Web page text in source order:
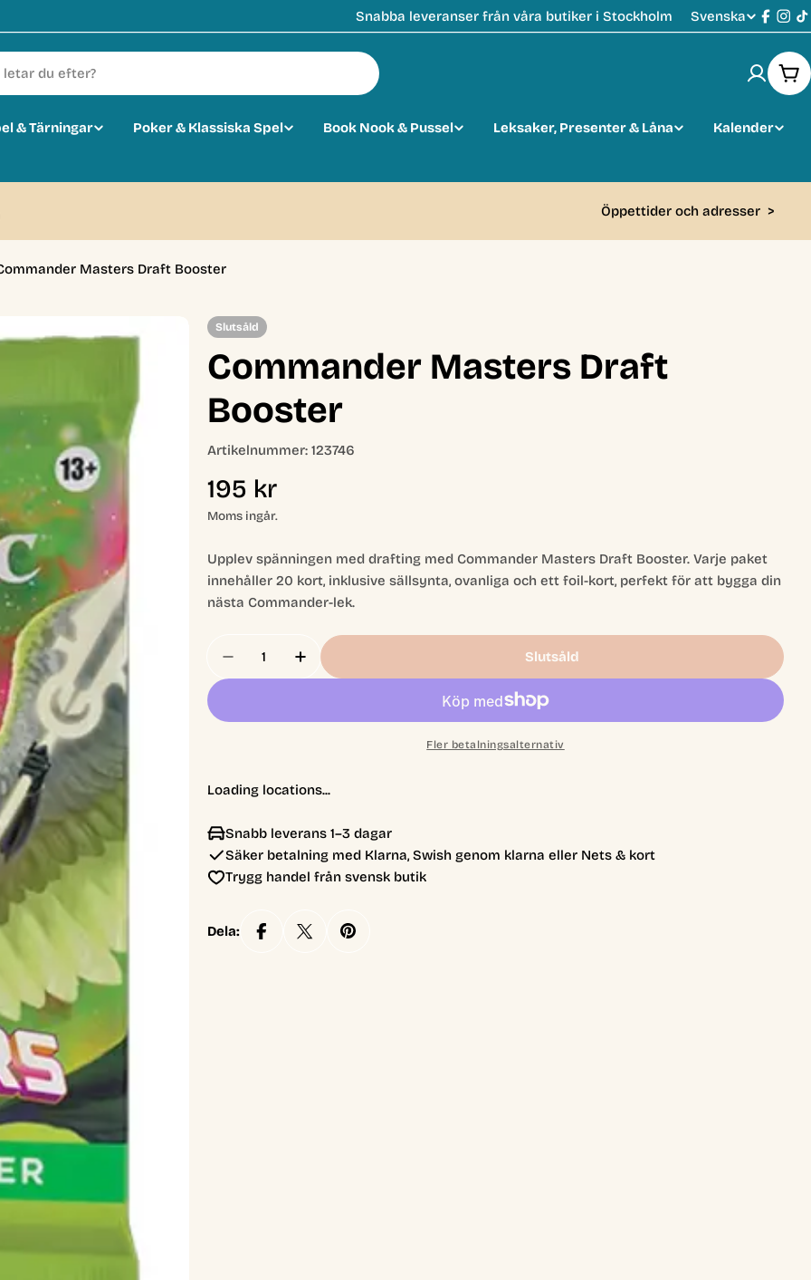
Snabba leveranser från våra butiker i Stockholm
S
k
Svenska
& Tärningar Poker & Klassiska Spel Book Nook & Pussel Leksaker, Presenter & Låna
Kalender
Öppettider och adresser >
Masters Draft Booster
Slutsåld
Commander Masters Draft
Booster
Artikelnummer: 123746
Ordinarie
pris
195 kr
Moms ingår.
Upplev spänningen med drafting med Commander Masters Draft Booster. Varje paket
innehåller 20 kort, inklusive sällsynta, ovanliga och ett foil-kort, perfekt för att bygga din
nästa Commander-lek.
Minska Antal För Commander Masters Draft Booster
Öka Antal För Commander Masters Draft Booster
Slutsåld
Fler betalningsalternativ
Loading locations...
Snabb leverans 1–3 dagar
Säker betalning med Klarna, Swish genom klarna eller Nets & kort
Trygg handel från svensk butik
Dela: